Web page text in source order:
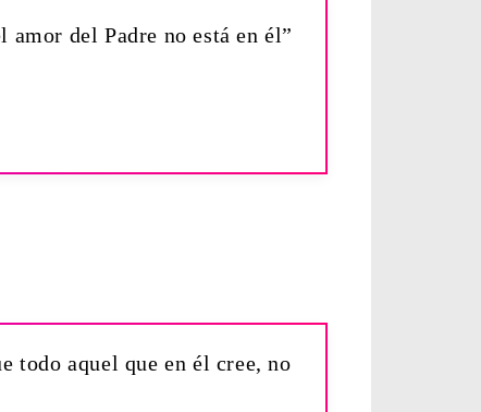
del Padre no está en él”
todo aquel que en él cree, no